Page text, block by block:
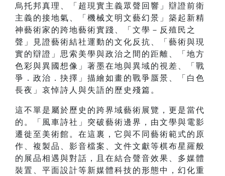
烏托邦真理、「超現實主義眾聲回響」辯證前衛
主義的接地氣、「機械文明文藝幻景」築起新精
神藝術家的跨地藝術實踐、「文學－反殖民之
聲」見證藝術結社運動的文化反抗、「藝術與現
實的辯證」思索美學與政治之間的距離、「地方
色彩與異國想像」著墨在地與異域的視差、「戰
爭．政治．抉擇」描繪如畫的戰爭蜃景、「白色
長夜」哀悼詩人與失語的歷史殘篇。
這不單是屬於歷史的跨界域藝術展覽，更是當代
的。「風車詩社」突破藝術邊界，由文學與電影
遷徙至美術館。在這裏，它與不同藝術範式的原
作、複製品、影音檔案、文件文獻等棋布星羅般
的展品相遇與對話，且在結合聲音效果、多媒體
裝置、平面設計等新媒體科技的形態中，幻化重